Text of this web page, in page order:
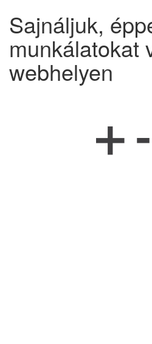
Sajnáljuk,
munkálatokat
webhelyen